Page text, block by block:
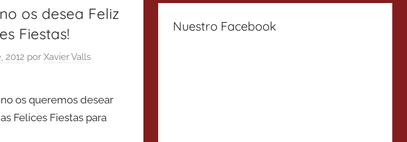
os desea Feliz
Fiestas!
2012 porXavier Valls
os queremos desear
Felices Fiestas para
Nuestro Facebook